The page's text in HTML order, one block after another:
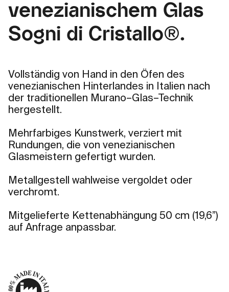
venezianischem Glas
Sogni di Cristallo®.
Vollständig von Hand in den Öfen des
venezianischen Hinterlandes in Italien nach
der traditionellen Murano–Glas–Technik
hergestellt.
Mehrfarbiges Kunstwerk, verziert mit
Rundungen, die von venezianischen
Glasmeistern gefertigt wurden.
Metallgestell wahlweise vergoldet oder
verchromt.
Mitgelieferte Kettenabhängung 50 cm (19,6”)
auf Anfrage anpassbar.